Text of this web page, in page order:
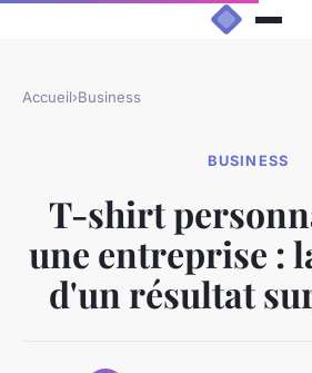
Accueil›Business
BUSINESS
T-shirt
une entreprise :
d'un résultat